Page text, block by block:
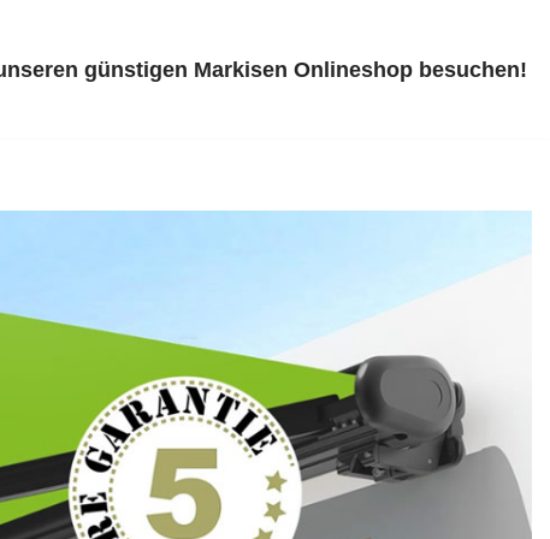
günstigen Markisen Onlineshop besuchen!